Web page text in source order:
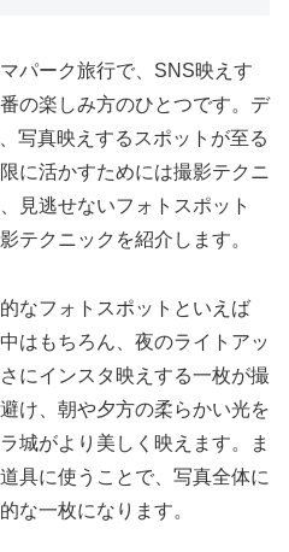
パーク旅行で、SNS映えす
の楽しみ方のひとつです。デ
写真映えするスポットが至る
に活かすためには撮影テクニ
見逃せないフォトスポット
テクニックを紹介します。
なフォトスポットといえば
はもちろん、夜のライトアッ
にインスタ映えする一枚が撮
け、朝や夕方の柔らかい光を
城がより美しく映えます。ま
具に使うことで、写真全体に
な一枚になります。